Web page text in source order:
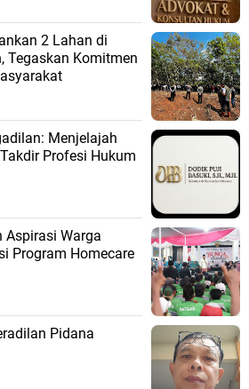
2 Lahan di
Tegaskan Komitmen
Menjelajah
Profesi Hukum
Aspirasi Warga
Program Homecare
Pidana